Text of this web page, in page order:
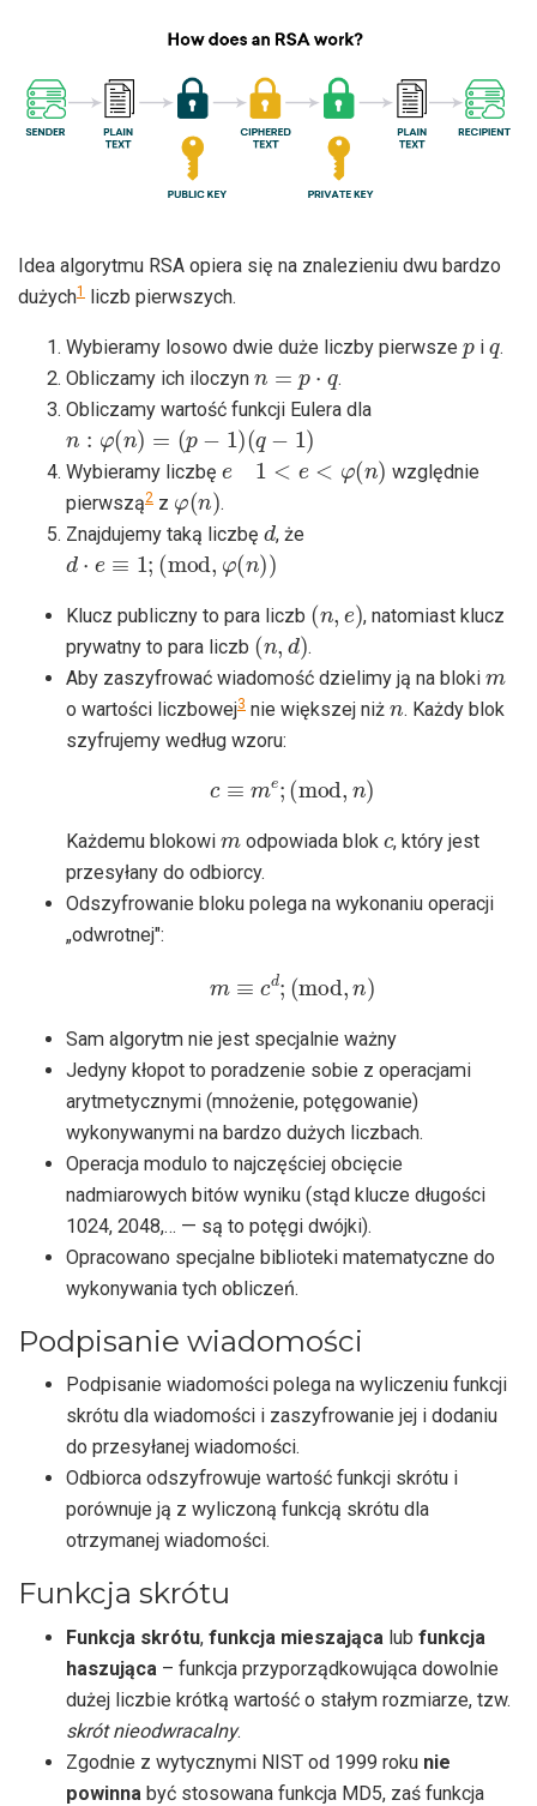
Idea algorytmu RSA opiera się na znalezieniu dwu bardzo
dużych1 liczb pierwszych.
Wybieramy losowo dwie duże liczby pierwsze i
.
Obliczamy ich iloczyn
.
Obliczamy wartość funkcji Eulera dla
n) =(p 1 −1)
Wybieramy liczbę
1 <e n
względnie
pierwszą2 z
( )
.
Znajdujemy taką liczbę
d
, że
d e≡ 1 mod φ(
Klucz publiczny to para liczb
(n
, natomiast klucz
prywatny to para liczb
(n )
.
Aby zaszyfrować wiadomość dzielimy ją na bloki
o wartości liczbowej3 nie większej niż
n
. Każdy blok
szyfrujemy według wzoru:
c≡ me; mod, )
Każdemu blokowi odpowiada blok
, który jest
przesyłany do odbiorcy.
Odszyfrowanie bloku polega na wykonaniu operacji
„odwrotnej":
d mod,
Sam algorytm nie jest specjalnie ważny
Jedyny kłopot to poradzenie sobie z operacjami
arytmetycznymi (mnożenie, potęgowanie)
wykonywanymi na bardzo dużych liczbach.
Operacja modulo to najczęściej obcięcie
nadmiarowych bitów wyniku (stąd klucze długości
1024, 2048,… — są to potęgi dwójki).
Opracowano specjalne biblioteki matematyczne do
wykonywania tych obliczeń.
Podpisanie wiadomości
Podpisanie wiadomości polega na wyliczeniu funkcji
skrótu dla wiadomości i zaszyfrowanie jej i dodaniu
do przesyłanej wiadomości.
Odbiorca odszyfrowuje wartość funkcji skrótu i
porównuje ją z wyliczoną funkcją skrótu dla
otrzymanej wiadomości.
Funkcja skrótu
Funkcja skrótu, funkcja mieszająca lub funkcja
haszująca – funkcja przyporządkowująca dowolnie
dużej liczbie krótką wartość o stałym rozmiarze, tzw.
skrót nieodwracalny.
Zgodnie z wytycznymi NIST od 1999 roku nie
powinna być stosowana funkcja MD5, zaś funkcja